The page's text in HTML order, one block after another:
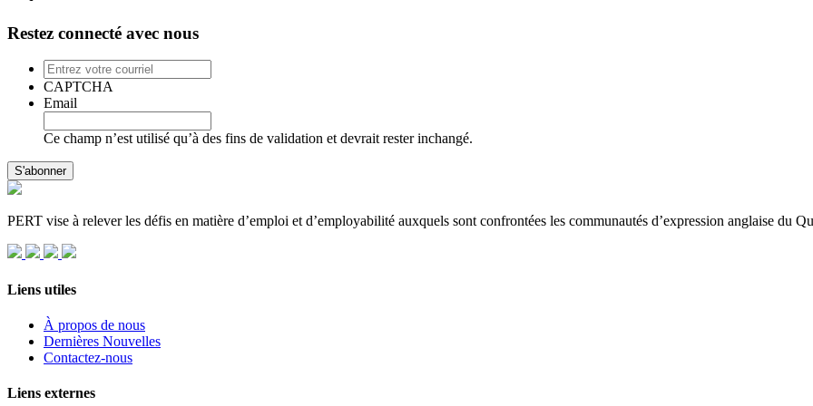
Restez connecté avec nous
Entrez
votre
courriel
CAPTCHA
Email
Ce champ n’est utilisé qu’à des fins de validation et devrait rester inchangé.
PERT vise à relever les défis en matière d’emploi et d’employabilité auxquels sont confrontées les communautés d’expression anglaise du
Liens utiles
À propos de nous
Dernières Nouvelles
Contactez-nous
Liens externes